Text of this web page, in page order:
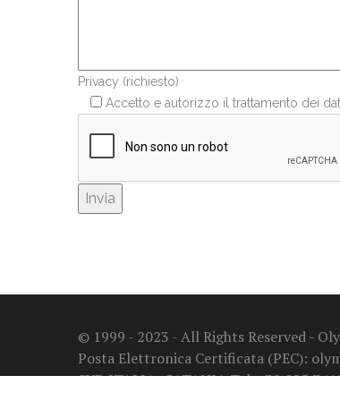
Privacy (richiesto)
Accetto e autorizzo il trattamento dei
© 1999 - 2023 - All Rights Reserved -
Posta Elettronica Certificata (PEC):
SUD ITALIA: CATANIA Tel. +39 095